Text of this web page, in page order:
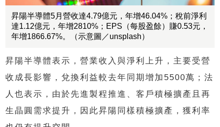
昇陽半導體5月營收達4.79億元，年增46.04%；稅前淨利
達1.12億元，年增2810%；EPS（每股盈餘）賺0.53元，
年增1866.67%。（示意圖／unsplash）
昇陽半導體表示，營業收入與淨利上升，主要受營
收成長影響，兌換利益較去年同期增加5500萬；法
人也表示，由於先進製程推進、客戶積極擴產且再
生晶圓需求提升，因此昇陽同樣積極擴產，獲利率